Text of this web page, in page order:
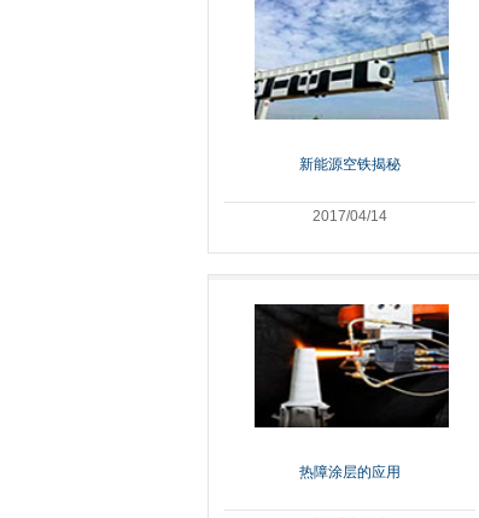
新能源空铁揭秘
2017/04/14
热障涂层的应用